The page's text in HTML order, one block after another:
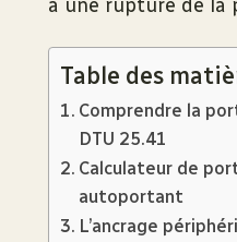
à une rupture de la
Table des
Comprendre la
DTU 25.41
Calculateur de
autoportant
L’ancrage